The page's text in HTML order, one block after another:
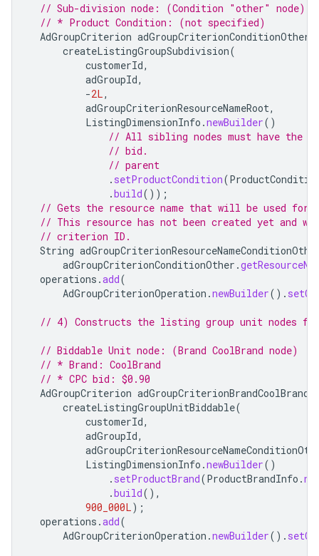
// Sub-division node: (Condition "other" node)
// * Product Condition: (not specified)
AdGroupCriterion adGroupCriterionConditionOther
createListingGroupSubdivision(
customerId,
adGroupId,
-2L,
adGroupCriterionResourceNameRoot,
ListingDimensionInfo .newBuilder()
// All sibling nodes must have the
// bid.
// parent
. setProductCondition(
.build());
// Gets the resource name that will be used for
// This resource has not been created yet and
// criterion ID.
String
adGroupCriterionConditionOther .
operations .add(
AdGroupCriterionOperation .newBuilder().
// 4) Constructs the listing group unit nodes for
// Biddable Unit node: (Brand CoolBrand node)
// * Brand: CoolBrand
// * CPC bid: $0.90
AdGroupCriterion adGroupCriterionBrandCoolBrand
createListingGroupUnitBiddable(
customerId,
adGroupId,
ListingDimensionInfo .newBuilder()
. setProductBrand(ProductBrandInfo .
.build(),
900_000L);
operations .add(
AdGroupCriterionOperation .newBuilder().